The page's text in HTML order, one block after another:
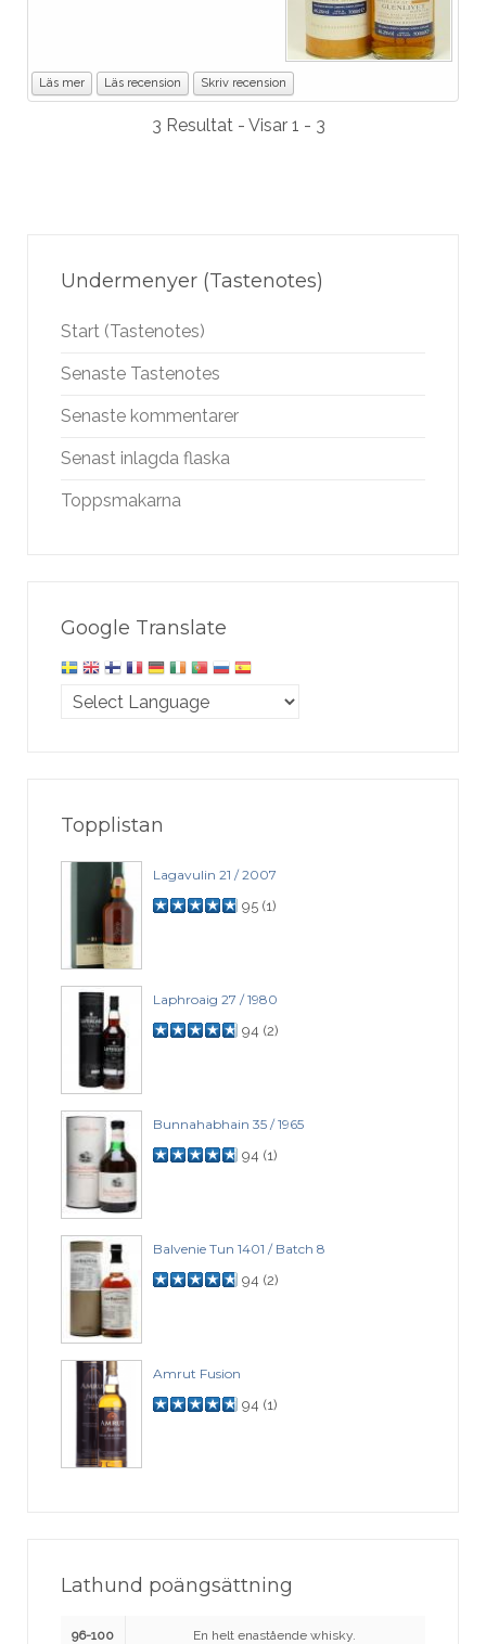
Läs mer Läs recension Skriv recension
3 Resultat - Visar 1 - 3
Undermenyer (Tastenotes)
Start (Tastenotes)
Senaste Tastenotes
Senaste kommentarer
Senast inlagda flaska
Toppsmakarna
Google Translate
Topplistan
Lagavulin 21 / 2007
95 (1)
Laphroaig 27 / 1980
94 (2)
Bunnahabhain 35 / 1965
94 (1)
Balvenie Tun 1401 / Batch 8
94 (2)
Amrut Fusion
94 (1)
Lathund poängsättning
96-100 En helt enastående whisky.